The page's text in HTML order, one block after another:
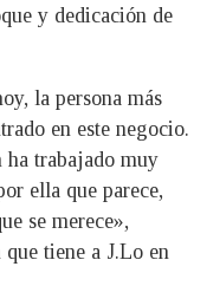
y dedicación de
la persona más
en este negocio.
ha trabajado muy
ella que parece,
se merece»,
tiene a J.Lo en